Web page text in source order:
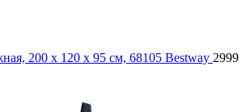
200 x 120 x 95 см, 68105 Bestway 2999